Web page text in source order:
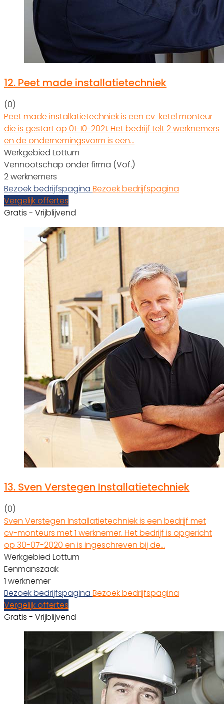
12. Peet made installatietechniek
(0)
Peet made installatietechniek is een cv-ketel monteur
die is gestart op 01-10-2021. Het bedrijf telt 2 werknemers
en de ondernemingsvorm is een…
Werkgebied Lottum
Vennootschap onder firma (Vof.)
2 werknemers
Bezoek bedrijfspagina Bezoek bedrijfspagina
Vergelijk offertes
Gratis - Vrijblijvend
13. Sven Verstegen Installatietechniek
(0)
Sven Verstegen Installatietechniek is een bedrijf met
cv-monteurs met 1 werknemer. Het bedrijf is opgericht
op 30-07-2020 en is ingeschreven bij de…
Werkgebied Lottum
Eenmanszaak
1 werknemer
Bezoek bedrijfspagina Bezoek bedrijfspagina
Vergelijk offertes
Gratis - Vrijblijvend